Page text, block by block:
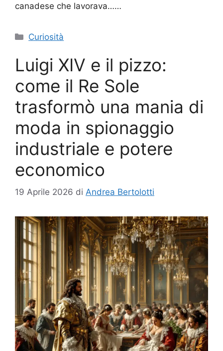
canadese che lavorava……
Categorie
Curiosità
Luigi XIV e il pizzo:
come il Re Sole
trasformò una mania di
moda in spionaggio
industriale e potere
economico
19 Aprile 2026 di Andrea Bertolotti